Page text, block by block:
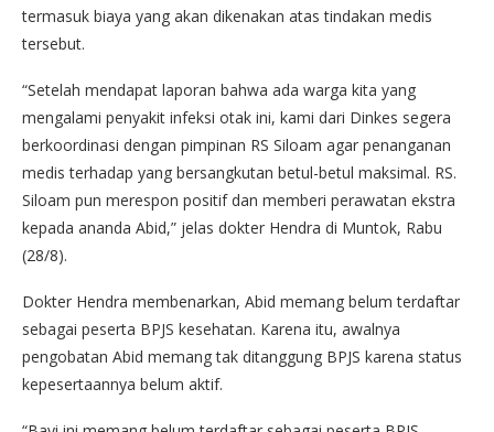
termasuk biaya yang akan dikenakan atas tindakan medis
tersebut.
“Setelah mendapat laporan bahwa ada warga kita yang
mengalami penyakit infeksi otak ini, kami dari Dinkes segera
berkoordinasi dengan pimpinan RS Siloam agar penanganan
medis terhadap yang bersangkutan betul-betul maksimal. RS.
Siloam pun merespon positif dan memberi perawatan ekstra
kepada ananda Abid,” jelas dokter Hendra di Muntok, Rabu
(28/8).
Dokter Hendra membenarkan, Abid memang belum terdaftar
sebagai peserta BPJS kesehatan. Karena itu, awalnya
pengobatan Abid memang tak ditanggung BPJS karena status
kepesertaannya belum aktif.